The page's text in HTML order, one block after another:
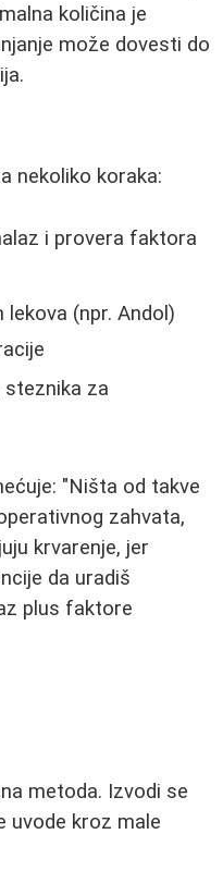
količina je
može dovesti do
nekoliko koraka:
i provera faktora
(npr. Andol)
steznika za
"Ništa od takve
zahvata,
krvarenje, jer
da uradiš
plus faktore
metoda. Izvodi se
uvode kroz male